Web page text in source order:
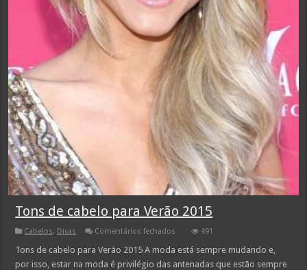
Tons de cabelo para Verão 2015
Cabelos, Dicas Comentários fechados
de
para
491
Tons de cabelo para Verão 2015 A moda está sempre mudando e,
por isso, estar na moda é privilégio das antenadas que estão sempre